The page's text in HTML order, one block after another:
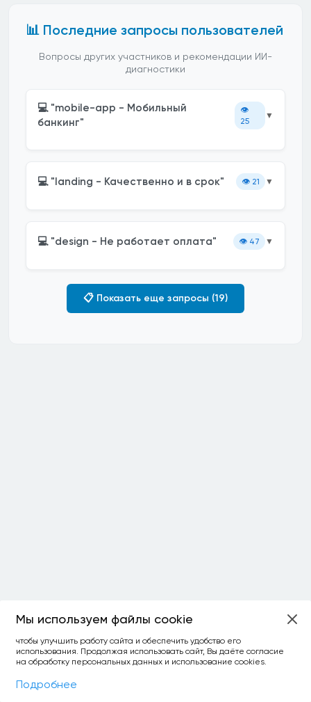
Фильтры
📊 Последние запросы пользователей
Вопросы других участников и рекомендации ИИ-
диагностики
💻 "mobile-app - Мобильный
банкинг"
👁️
25
▼
💻 "landing - Качественно и в срок" 👁️ 21 ▼
💻 "design - Не работает оплата" 👁️ 47 ▼
📋 Показать еще запросы (19)
Мы используем файлы cookie
чтобы улучшить работу сайта и обеспечить удобство его
использования. Продолжая использовать сайт, Вы даёте согласие
на обработку персональных данных и использование cookies.
Подробнее